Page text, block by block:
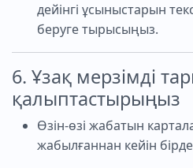
дейінгі ұсыныстарын
беруге тырысыңыз.
6. Ұзақ мерзімді
қалыптастырыңыз
Өзін-өзі жабатын
жабылғаннан кейін